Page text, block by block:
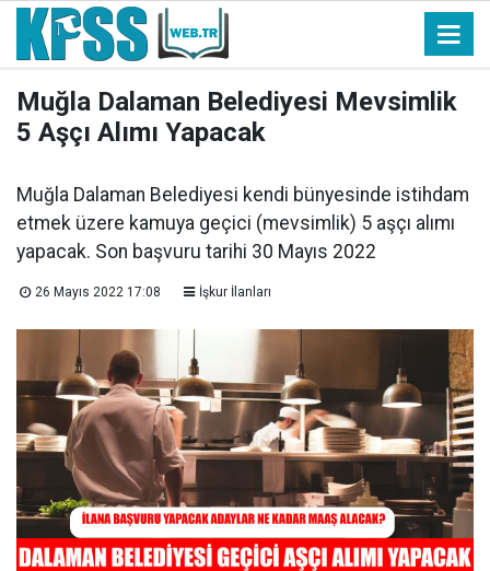
Muğla Dalaman Belediyesi Mevsimlik
5 Aşçı Alımı Yapacak
Muğla Dalaman Belediyesi kendi bünyesinde istihdam
etmek üzere kamuya geçici (mevsimlik) 5 aşçı alımı
yapacak. Son başvuru tarihi 30 Mayıs 2022
26 Mayıs 2022 17:08 İşkur İlanları